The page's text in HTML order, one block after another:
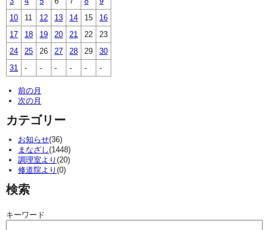
10
11 12 13 14 15
16
17
18 19 20 21 22
23
24
25 26 27 28 29
30
31
- - - - - -
前の月
次の月
カテゴリー
お知らせ(36)
まなざし(1448)
調理室より (20)
修道院より (0)
検索
キーワード